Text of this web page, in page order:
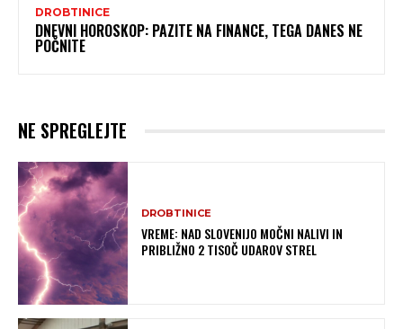
DROBTINICE
DNEVNI HOROSKOP: PAZITE NA FINANCE, TEGA DANES NE
POČNITE
NE SPREGLEJTE
DROBTINICE
VREME: NAD SLOVENIJO MOČNI NALIVI IN
PRIBLIŽNO 2 TISOČ UDAROV STREL